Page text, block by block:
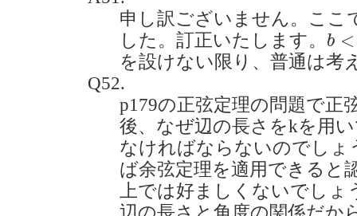
申し訳ございません。ここ
した。訂正いたします。
b <
b<0
を設けない限り、普通は考
Q52.
p179の正弦定理の問題で正
後、なぜ辺の長さをkを用
なければならないのでしょ
ば余弦定理を適用できると
上では好ましくないでしょ